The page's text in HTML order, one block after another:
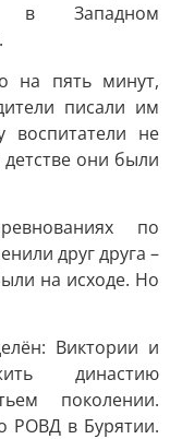
в Западном
на пять минут,
писали им
воспитатели не
они были
по
друг друга –
на исходе. Но
Виктории и
династию
поколении.
РОВД в Бурятии.